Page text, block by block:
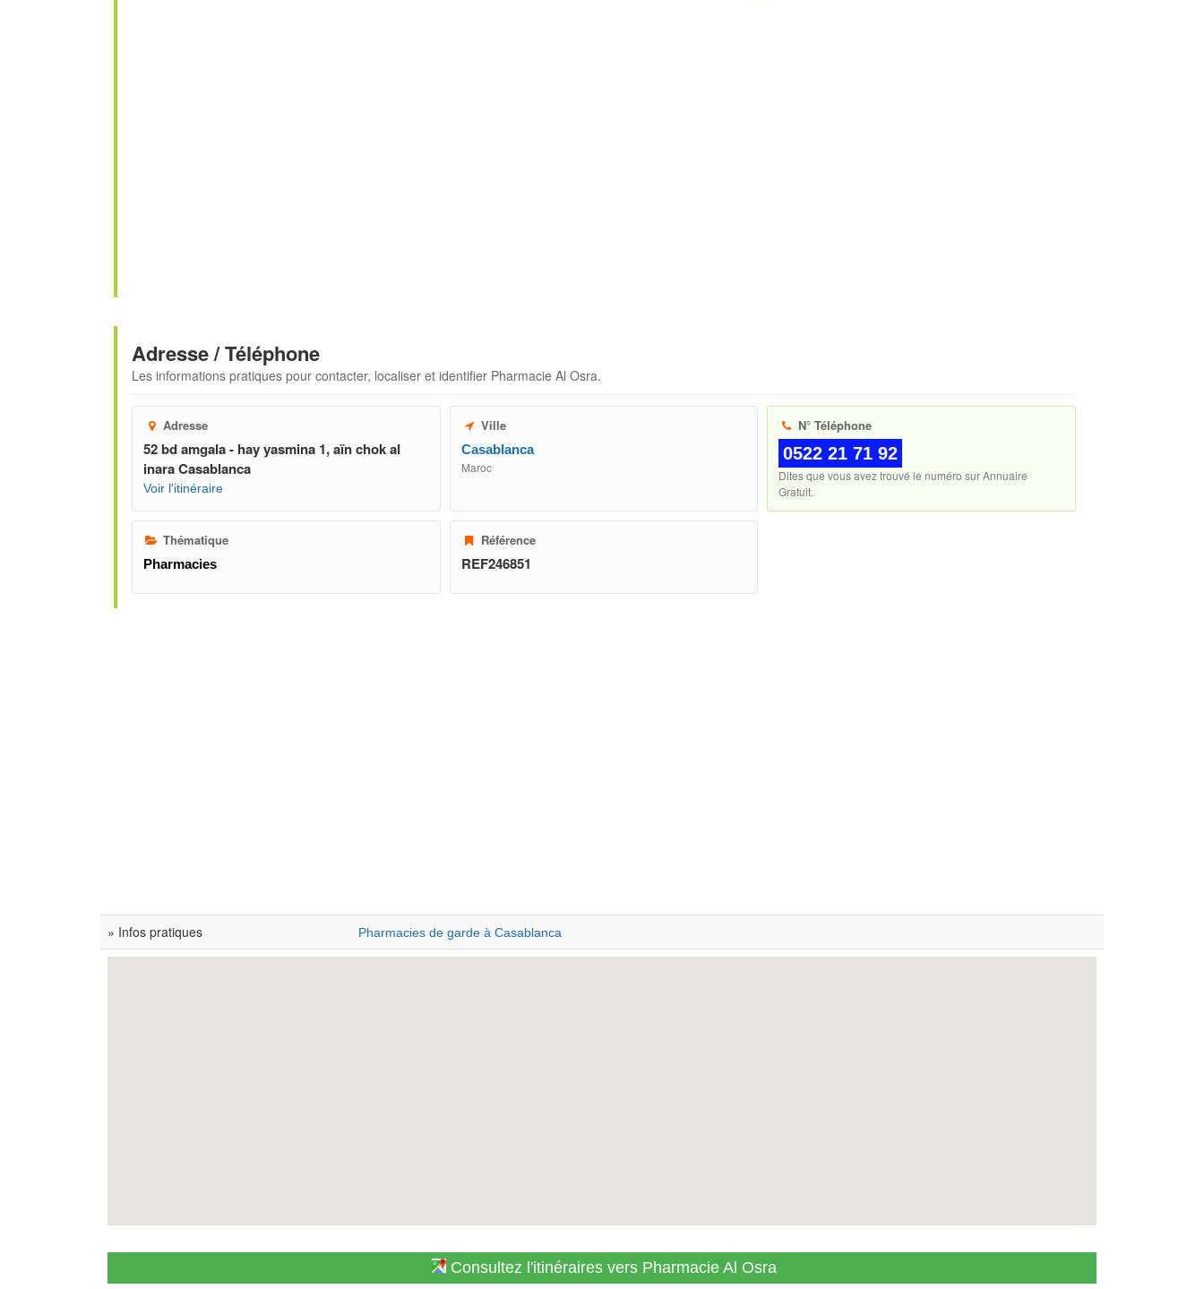
Adresse / Téléphone
Les informations pratiques pour contacter, localiser et identifier Pharmacie Al Osra.
Adresse
52 bd amgala - hay yasmina 1, aïn chok al
inara Casablanca
Voir l'itinéraire
Ville
Casablanca
Maroc
N° Téléphone
0522 21 71 92
Dites que vous avez trouvé le numéro sur Annuaire
Gratuit.
Thématique
Pharmacies
Référence
REF246851
» Infos pratiques Pharmacies de garde à Casablanca
Consultez l'itinéraires vers Pharmacie Al Osra